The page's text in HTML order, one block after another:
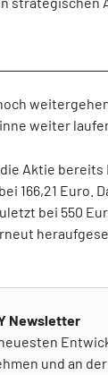
weiter
die Aktie
166,21 Euro.
bei 550
Newsletter
und an